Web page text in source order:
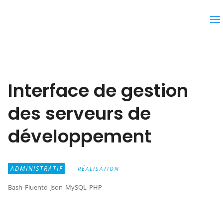
Interface de gestion
des serveurs de
développement
ADMINISTRATIF RÉALISATION
Bash Fluentd Json MySQL PHP